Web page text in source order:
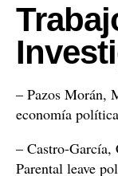
– Pazos Morán,
economía
– Castro-García,
Parental leave